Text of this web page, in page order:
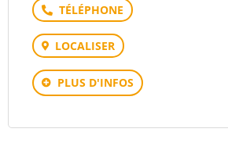
Téléphone
LOCALISER
PLUS D'INFOS